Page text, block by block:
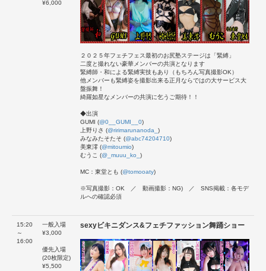
¥6,000
２０２５年フェチフェス最初のお尻塾ステージは「緊縛」
二度と撮れない豪華メンバーの共演となります
緊縛師・和による緊縛実技もあり（もちろん写真撮影OK）
他メンバーも緊縛姿を撮影出来る正月ならではの大サービス大
盤振舞！
綺羅如星なメンバーの共演に乞うご期待！！
◆出演
GUMI (@0__GUMI__0)
上野りさ (@ririmarunanoda_ )
みなみたそたそ (@abc74204710)
美東澪 (@mitoumio)
むうこ (@_muuu_ko_ )
MC：東堂とも (@tomooaty)
※写真撮影：OK ／ 動画撮影：NG) ／ SNS掲載：各モデ
ルへの確認必須
15:20
～
16:00
一般入場
¥3,000
優先入場
(20枚限定)
¥5,500
sexyビキニダンス&フェチファッション舞踊ショー